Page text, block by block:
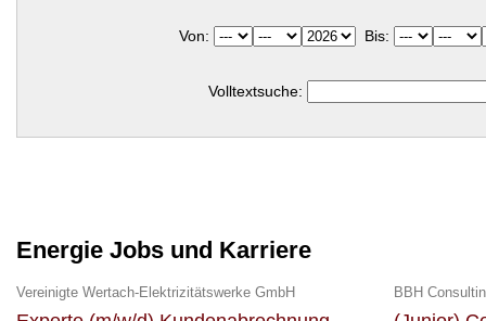
Von: Bis:
Volltextsuche:
Energie Jobs und Karriere
Vereinigte Wertach-Elektrizitätswerke GmbH BBH